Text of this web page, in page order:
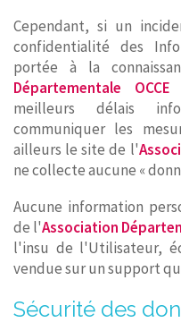
Cependant, si un
confidentialité des
portée à la
Départementale OCCE
meilleurs délais
communiquer les
ailleurs le site de l'
ne collecte aucune «
Aucune information
de l'Association
l'insu de l'Utilisateur,
vendue sur un support
Sécurité des